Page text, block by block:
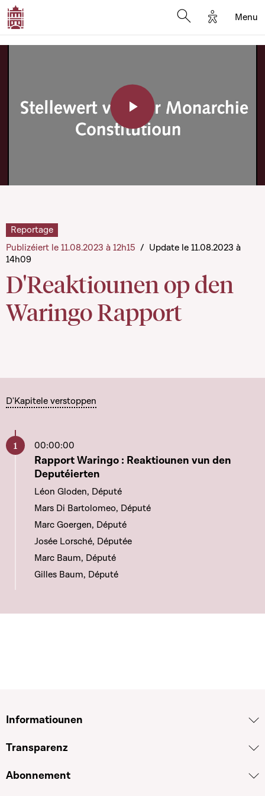
Options
Menu
Play
D'Reaktiounen op den
Waringo Rapport
Reportage
Publizéiert le 11.08.2023 à 12h15 / Update le 11.08.2023 à
14h09
D'Kapitele verstoppen
00:00:00
Aller à ce chapitre
Rapport Waringo : Reaktiounen vun den
Deputéierten
Léon Gloden, Député
Mars Di Bartolomeo, Député
Marc Goergen, Député
Josée Lorsché, Députée
Marc Baum, Député
Gilles Baum, Député
Informatiounen
Transparenz
Abonnement